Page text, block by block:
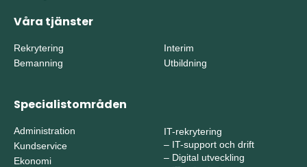
Våra tjänster
Rekrytering
Bemanning
Interim
Utbildning
Specialistområden
Administration
Kundservice
Ekonomi
IT-rekrytering
– IT-support och drift
– Digital utveckling